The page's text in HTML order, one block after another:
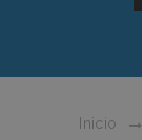
Inicio